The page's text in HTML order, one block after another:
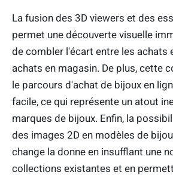
La fusion des 3D viewers et des
permet une découverte visuelle
de combler l'écart entre les achats
achats en magasin. De plus, cette
le parcours d'achat de bijoux en
facile, ce qui représente un atout
marques de bijoux. Enfin, la
des images 2D en modèles de
change la donne en insufflant une
collections existantes et en